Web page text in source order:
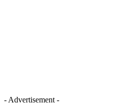
- Advertisement -